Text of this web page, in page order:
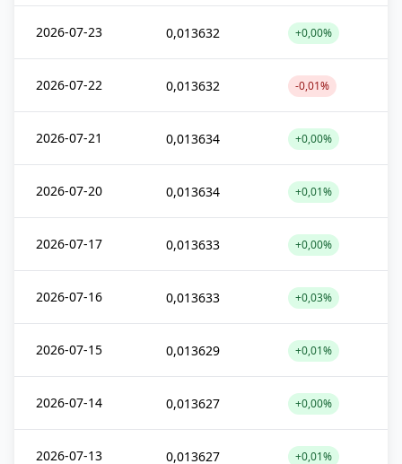
2026-07-23 0,013632 +0,00%
2026-07-22 0,013632 -0,01%
2026-07-21 0,013634 +0,00%
2026-07-20 0,013634 +0,01%
2026-07-17 0,013633 +0,00%
2026-07-16 0,013633 +0,03%
2026-07-15 0,013629 +0,01%
2026-07-14 0,013627 +0,00%
2026-07-13 0,013627 +0,01%